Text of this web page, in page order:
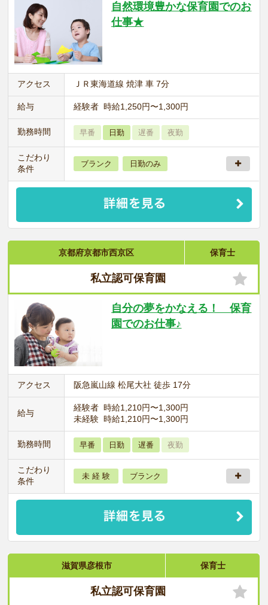
自然環境豊かな保育園でのお
仕事★
アクセス ＪＲ東海道線 焼津 車 7分
給与 経験者 時給1,250円〜1,300円
勤務時間 早番 日勤 遅番 夜勤
こだわり
条件
ブランク 日勤のみ
京都府京都市西京区 保育士
私立認可保育園
自分の夢をかなえる！ 保育
園でのお仕事♪
アクセス 阪急嵐山線 松尾大社 徒歩 17分
給与
経験者 時給1,210円〜1,300円
未経験 時給1,210円〜1,300円
勤務時間 早番 日勤 遅番 夜勤
こだわり
条件
未 経 験 ブランク
滋賀県彦根市 保育士
私立認可保育園